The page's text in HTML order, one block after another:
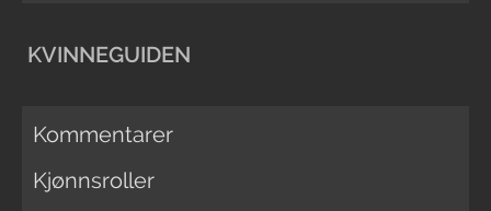
KVINNEGUIDEN
Kommentarer
Kjønnsroller